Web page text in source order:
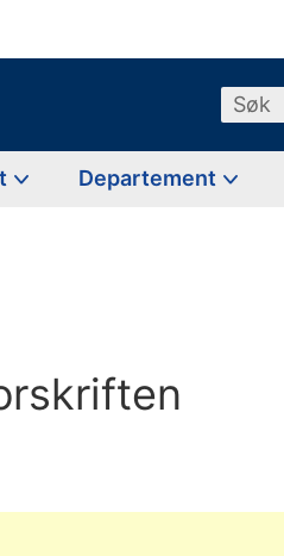
Søk
Departement